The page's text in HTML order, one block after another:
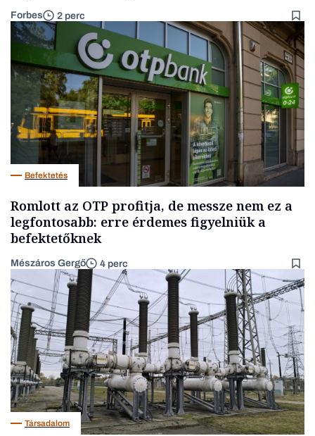
Forbes 2 perc
Befektetés
Romlott az OTP profitja, de messze nem ez a
legfontosabb: erre érdemes figyelniük a
befektetőknek
Mészáros Gergő 4 perc
Társadalom